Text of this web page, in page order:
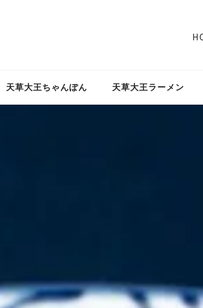
天草大王ちゃんぽん 天草大王ラーメン